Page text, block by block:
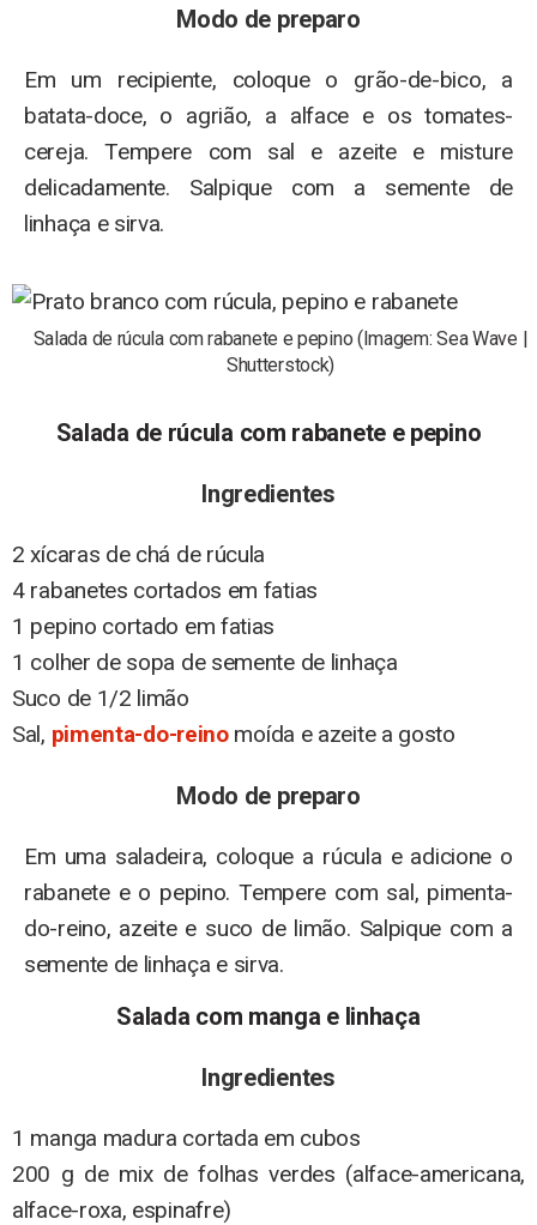
Modo de preparo
Em um recipiente, coloque o grão-de-bico, a
batata-doce, o agrião, a alface e os tomates-
cereja. Tempere com sal e azeite e misture
delicadamente. Salpique com a semente de
linhaça e sirva.
Salada de rúcula com rabanete e pepino (Imagem: Sea Wave |
Shutterstock)
Salada de rúcula com rabanete e pepino
Ingredientes
2 xícaras de chá de rúcula
4 rabanetes cortados em fatias
1 pepino cortado em fatias
1 colher de sopa de semente de linhaça
Suco de 1/2 limão
Sal, pimenta-do-reinomoída e azeite a gosto
Modo de preparo
Em uma saladeira, coloque a rúcula e adicione o
rabanete e o pepino. Tempere com sal, pimenta-
do-reino, azeite e suco de limão. Salpique com a
semente de linhaça e sirva.
Salada com manga e linhaça
Ingredientes
1 manga madura cortada em cubos
200 g de mix de folhas verdes (alface-americana,
alface-roxa, espinafre)